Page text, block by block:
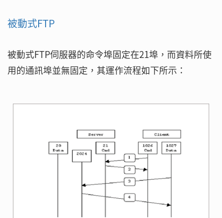
被動式FTP
被動式FTP伺服器的命令埠固定在21埠，而資料所使
用的通訊埠並無固定，其運作流程如下所示：